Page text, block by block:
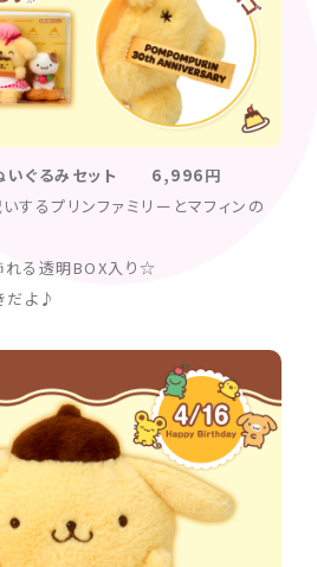
いぐるみセット 6,996円
するプリンファミリーとマフィンの
れる透明BOX入り☆
だよ♪